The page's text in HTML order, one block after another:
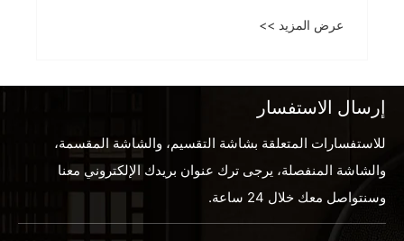
عرض المزيد >>
إرسال الاستفسار
للاستفسارات المتعلقة بشاشة التقسيم، والشاشة المقسمة،
والشاشة المنفصلة، ​​يرجى ترك عنوان بريدك الإلكتروني معنا
وسنتواصل معك خلال 24 ساعة.